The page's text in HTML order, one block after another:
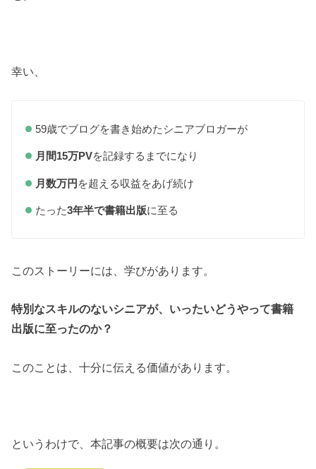
幸い、
59歳でブログを書き始めたシニアブロガーが
月間15万PVを記録するまでになり
月数万円 を超える収益をあげ続け
たった3年半で書籍出版に至る
このストーリーには、学びがあります。
特別なスキルのないシニアが、いったいどうやって書籍
出版に至ったのか？
このことは、十分に伝える価値があります。
というわけで、本記事の概要は次の通り。